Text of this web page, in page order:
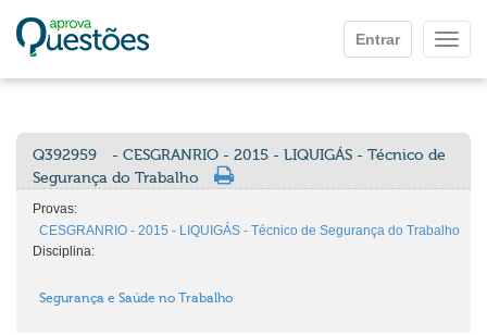
Entrar
Q392959
- CESGRANRIO - 2015 - LIQUIGÁS - Técnico de
Segurança do Trabalho
Provas:
CESGRANRIO - 2015 - LIQUIGÁS - Técnico de Segurança do Trabalho
Disciplina:
Segurança e Saúde no Trabalho